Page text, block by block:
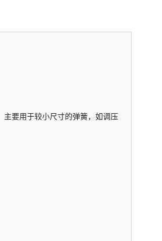
主要用于较小尺寸的弹簧，如调压